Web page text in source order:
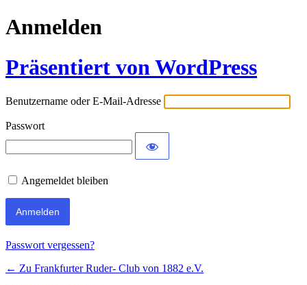
Anmelden
Präsentiert von WordPress
Benutzername oder E-Mail-Adresse
Passwort
Angemeldet bleiben
Passwort vergessen?
← Zu Frankfurter Ruder- Club von 1882 e.V.